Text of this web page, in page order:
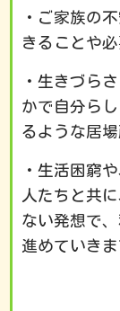
・ご家族の
きることや
・生きづら
かで自分ら
るような居
・生活困窮
人たちと共
ない発想で
進めていきま